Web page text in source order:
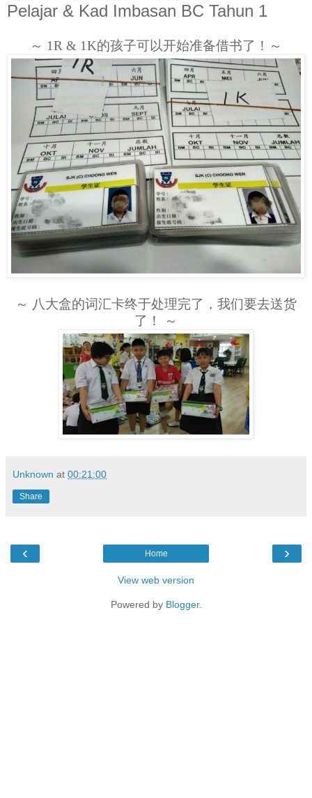
Pelajar & Kad Imbasan BC Tahun 1
～ 1R & 1K的孩子可以开始准备借书了！～
～ 八大盒的词汇卡终于处理完了，我们要去送货
了！ ～
Unknown at 00:21:00
Share
‹ ›
Home
View web version
Powered by Blogger.